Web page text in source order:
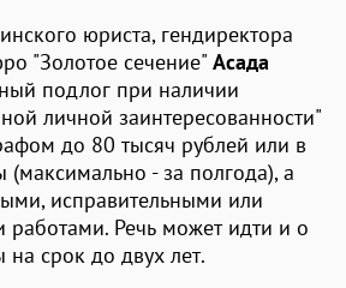
юриста, гендиректора
"Золотое сечение" Асада
подлог при наличии
личной заинтересованности"
до 80 тысяч рублей или в
(максимально - за полгода), а
исправительными или
работами. Речь может идти и о
срок до двух лет.